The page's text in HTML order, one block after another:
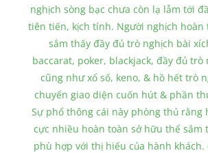
nghịch sòng bạc chưa còn lạ lẫm tới
tiên tiến, kịch tính. Người nghịch hoàn
sắm thấy đầy đủ trò nghịch bài
baccarat, poker, blackjack, đầy đủ trò
cũng như xổ số, keno, & hồ hết trò
chuyển giao diện cuốn hút & phần
Sự phổ thông cái này phòng thủ rằng
cực nhiều hoàn toàn sở hữu thể sắm
phù hợp với thị hiếu của hành